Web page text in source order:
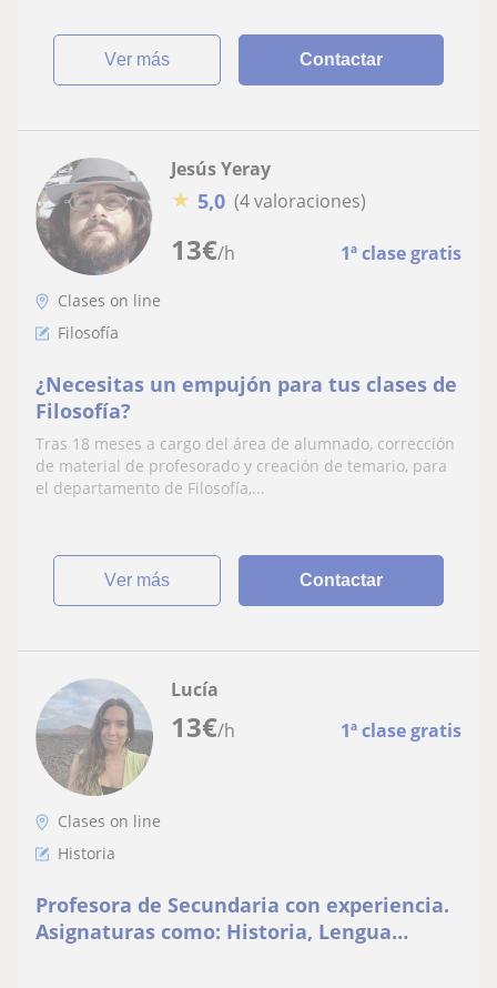
ver más Contactar
13€/h 1ª clase gratis
Jesús Yeray
★ 5,0 (4 valoraciones)
Clases on line
Filosofía
¿Necesitas un empujón para tus clases de
Filosofía?
Tras 18 meses a cargo del área de alumnado, corrección
de material de profesorado y creación de temario, para
el departamento de Filosofía,...
ver más Contactar
13€/h 1ª clase gratis
Lucía
Clases on line
Historia
Profesora de Secundaria con experiencia.
Asignaturas como: Historia, Lengua